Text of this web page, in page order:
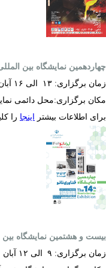
چهاردهمین نمایشگاه بین
زمان برگزاری: ۱۳ الی ۱۶
مکان برگزاری:محل دائمی
برای اطلاعات بیشتر
اینجا را
بیست و هشتمین نمایشگاه
زمان برگزاری: ۹ الی ۱۲